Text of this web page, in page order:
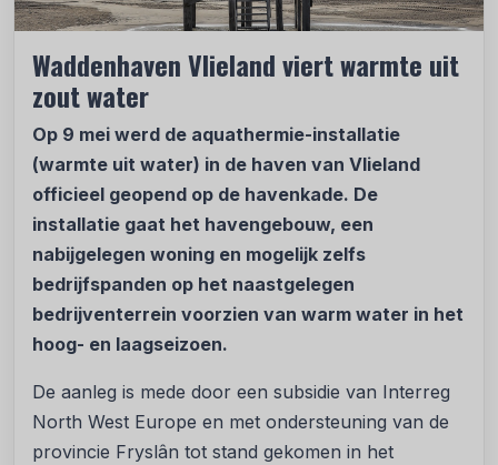
Waddenhaven Vlieland viert warmte uit
zout water
Op 9 mei werd de aquathermie-installatie
(warmte uit water) in de haven van Vlieland
officieel geopend op de havenkade. De
installatie gaat het havengebouw, een
nabijgelegen woning en mogelijk zelfs
bedrijfspanden op het naastgelegen
bedrijventerrein voorzien van warm water in het
hoog- en laagseizoen.
De aanleg is mede door een subsidie van Interreg
North West Europe en met ondersteuning van de
provincie Fryslân tot stand gekomen in het